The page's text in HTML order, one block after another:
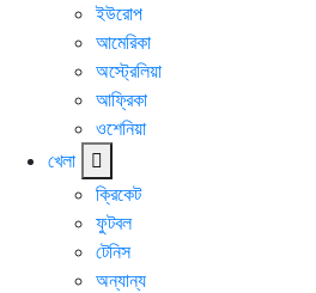
ইউরোপ
আমেরিকা
অস্ট্রেলিয়া
আফ্রিকা
ওশেনিয়া
খেলা
ক্রিকেট
ফুটবল
টেনিস
অন্যান্য